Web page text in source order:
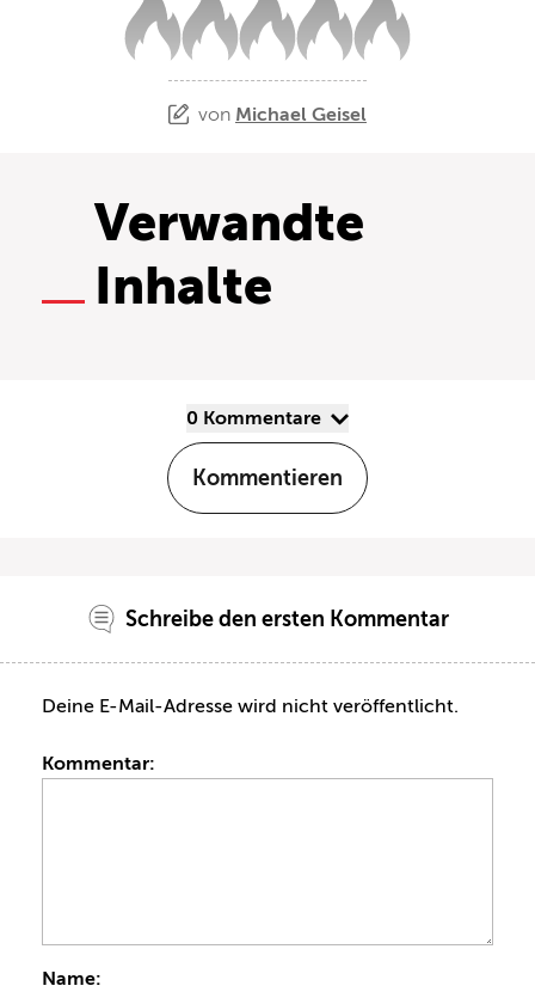
von Michael Geisel
Verwandte
Inhalte
0 Kommentare
Kommentieren
Schreibe den ersten Kommentar
Deine E-Mail-Adresse wird nicht veröffentlicht.
Kommentar:
Name: